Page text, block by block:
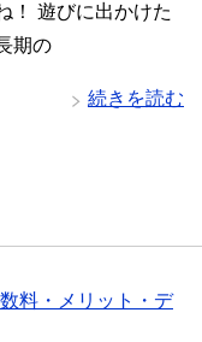
！ 遊びに出かけた
期の
続きを読む
料・メリット・デ